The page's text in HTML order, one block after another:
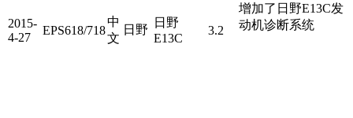
2015-
4-27
EPS618/718
中
文
日野
日野
E13C
3.2
增加了日野E13C发
动机诊断系统